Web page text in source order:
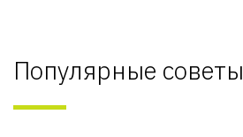
Популярные советы